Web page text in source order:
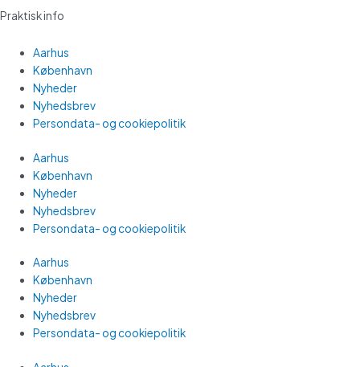
Praktisk info
Aarhus
København
Nyheder
Nyhedsbrev
Persondata- og cookiepolitik
Aarhus
København
Nyheder
Nyhedsbrev
Persondata- og cookiepolitik
Aarhus
København
Nyheder
Nyhedsbrev
Persondata- og cookiepolitik